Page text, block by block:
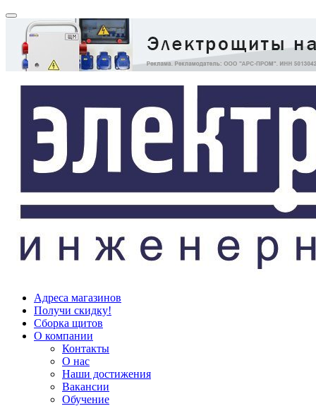
Адреса магазинов
Получи скидку!
Сборка щитов
О компании
Контакты
О нас
Наши достижения
Вакансии
Обучение